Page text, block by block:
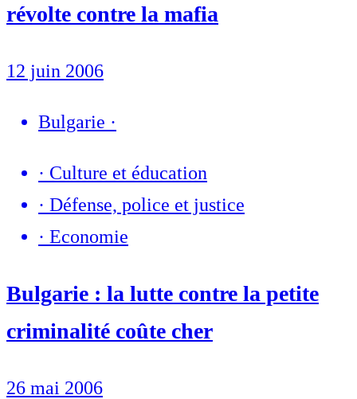
révolte contre la mafia
12 juin 2006
Bulgarie ·
· Culture et éducation
· Défense, police et justice
· Economie
Bulgarie : la lutte contre la petite
criminalité coûte cher
26 mai 2006